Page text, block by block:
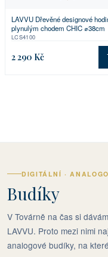
LAVVU Dřevěné designové
plynulým chodem CHIC ⌀38cm
LCS4100
2 290 Kč
DIGITÁLNÍ ·
Budíky
V Továrně na čas si
LAVVU. Proto mezi nimi
analogové budíky, na